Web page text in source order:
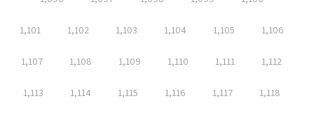
1,101 1,102 1,103 1,104 1,105 1,106
1,107 1,108 1,109 1,110 1,111 1,112
1,113 1,114 1,115 1,116 1,117 1,118